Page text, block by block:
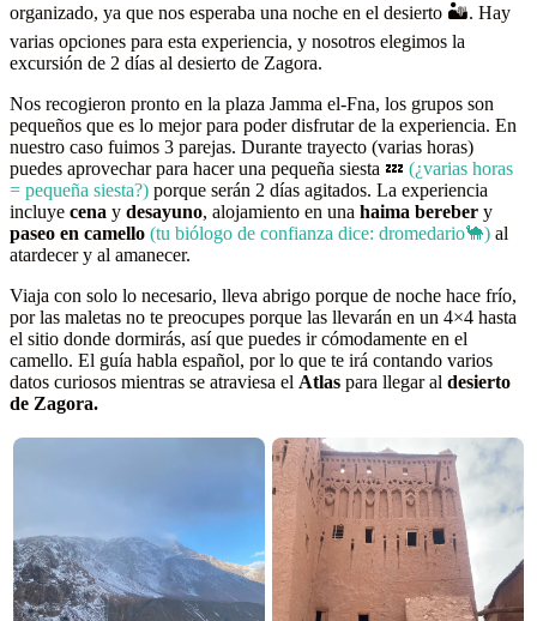
organizado, ya que nos esperaba una noche en el desierto 🏜️. Hay
varias opciones para esta experiencia, y nosotros elegimos la
excursión de 2 días al desierto de Zagora.
Nos recogieron pronto en la plaza Jamma el-Fna, los grupos son
pequeños que es lo mejor para poder disfrutar de la experiencia. En
nuestro caso fuimos 3 parejas. Durante trayecto (varias horas)
puedes aprovechar para hacer una pequeña siesta 💤 (¿varias horas
= pequeña siesta?) porque serán 2 días agitados. La experiencia
incluye cena y desayuno, alojamiento en una haima bereber y
paseo en camello (tu biólogo de confianza dice: dromedario🐪) al
atardecer y al amanecer.
Viaja con solo lo necesario, lleva abrigo porque de noche hace frío,
por las maletas no te preocupes porque las llevarán en un 4×4 hasta
el sitio donde dormirás, así que puedes ir cómodamente en el
camello. El guía habla español, por lo que te irá contando varios
datos curiosos mientras se atraviesa el Atlas para llegar al desierto
de Zagora.